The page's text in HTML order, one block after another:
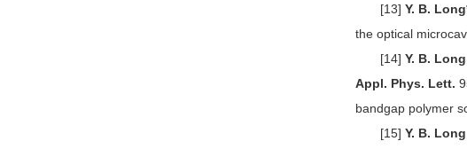
[13] Y. B.
the optical
[14] Y. B.
Appl. Phys. Lett.
bandgap polymer
[15] Y. B.